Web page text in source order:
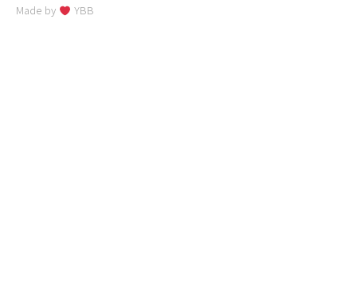
Made by YBB